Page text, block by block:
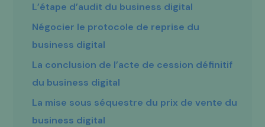
L’étape d’audit du business digital
Négocier le protocole de reprise du
business digital
La conclusion de l’acte de cession définitif
du business digital
La mise sous séquestre du prix de vente du
business digital